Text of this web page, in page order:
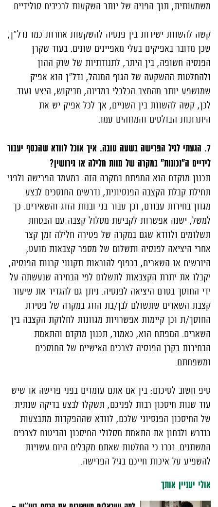
משמעותית, תוך הפניה של יותר השקעות לרכיבים סולידיים.
קשה להשוות ישירות בין פנסיה להשקעות אחרות כמו נדל"ן,
שכן מדובר באפיקים בעלי מאפיינים שונים. בעוד שקרן
הפנסיה חשופה, בין היתר, לתנודתיות של שוק ההון
ולהחלטות ההשקעה של הגוף המנהל, נדל"ן הוא אפיק
שמושפע יותר מהמצב הכלכלי במדינה, מביקוש, היצע ועוד.
לכן, קשה להשוות בין השניים, אך לכל אפיק יש את
היתרונות הבולטים והמזוהים עמו.
7. הגעתי לגיל הפרישה בשעה טובה. איך אוכל לוודא שהכסף יעבור
לידיים ה"נכונות" במקרה של מוות חלילה או גירושין?
תכנון מוקדם הוא המפתח במקרה הזה. במעמד הפרישה ולפני
תחילת קבלת הקצבה הפנסיונית, נדרשים החוסכים לבצע
מגוון בחירות עבורם, וכן עבור בני ובנות הזוג והשאירים. כך
למשל, ישנה אפשרות לקביעת מסלול קצבה עם הבטחת
תשלומים ולוודא שגם במקרה של פטירה חלילה זמן קצר
אחרי היציאה לפנסיה ותשלום של מספר קצבאות מועט,
היורשים או השארים, בכפוף להוראות תקנוני קרנות הפנסיה,
יקבלו את יתרת הקצבאות לתשלום לפי הבחירה שנעשתה על
ידי החוסך בטרם היציאה לפנסיה. ניתן גם להגדיר את שיעור
קצבת השארים שתשולם לבן/בת הזוג במקרה של פטירת
החוסך/ת וכן קיימות אפשרויות מגוונות לחלוקת הקצבה בין
השארים. המפתח הוא, כאמור, תכנון מוקדם והתאמת
הבחירות בקרן הפנסיה לצרכים האישיים של החוסכים
ומשפחתם.
טיפ חשוב לסיכום: בין אם אתם עומדים בפני פרישה או שיש
עוד שנות חיסכון רבות לפניכם, תשקלו לבצע בדיקה שנתית
של החיסכון הפנסיוני שלכם, לוודא שההפקדות מתבצעות
כנדרש ולבחון את התאמת מסלולי החיסכון והביטוח לצרכים
המשתנים. זכרו כי החלטות שאתם מקבלים היום עשויות
להשפיע על איכות חייכם בגיל הפרישה.
אולי יעניין אותך